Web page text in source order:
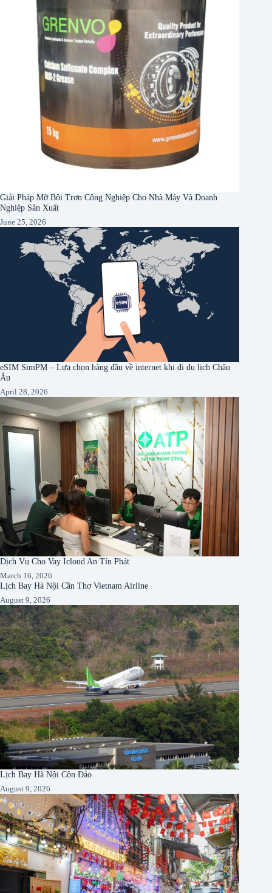
Giải Pháp Mỡ Bôi Trơn Công Nghiệp Cho Nhà Máy Và Doanh
Nghiệp Sản Xuất
June 25, 2026
eSIM SimPM – Lựa chọn hàng đầu về internet khi đi du lịch Châu
Âu
April 28, 2026
Dịch Vụ Cho Vay Icloud An Tín Phát
March 16, 2026
Lịch Bay Hà Nội Cần Thơ Vietnam Airline
August 9, 2026
Lịch Bay Hà Nội Côn Đảo
August 9, 2026